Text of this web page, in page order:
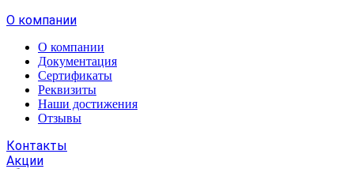
О компании
О компании
Документация
Сертификаты
Реквизиты
Наши достижения
Отзывы
Контакты
Акции